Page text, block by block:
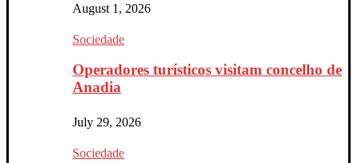
August 1, 2026
Sociedade
Operadores turísticos visitam concelho de
Anadia
July 29, 2026
Sociedade